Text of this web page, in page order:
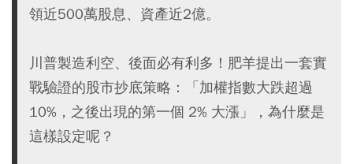
領近500萬股息、資產近2億。
川普製造利空、後面必有利多！肥羊提出一套實
戰驗證的股市抄底策略：「加權指數大跌超過
10%，之後出現的第一個 2% 大漲」，為什麼是
這樣設定呢？